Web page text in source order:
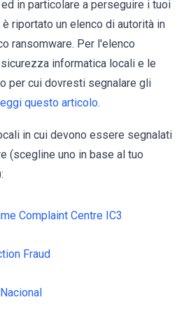
in particolare a perseguire i tuoi
riportato un elenco di autorità in
ransomware. Per l'elenco
informatica locali e le
per cui dovresti segnalare gli
questo articolo.
in cui devono essere segnalati
(scegline uno in base al tuo
Complaint Centre IC3
Fraud